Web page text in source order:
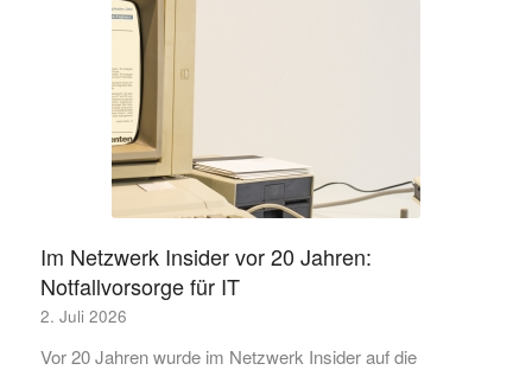
Im Netzwerk Insider vor 20 Jahren:
Notfallvorsorge für IT
2. Juli 2026
Vor 20 Jahren wurde im Netzwerk Insider auf die